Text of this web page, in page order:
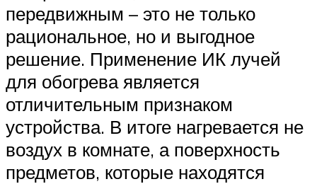
передвижным – это не только
рациональное, но и выгодное
решение. Применение ИК лучей
для обогрева является
отличительным признаком
устройства. В итоге нагревается не
воздух в комнате, а поверхность
предметов, которые находятся